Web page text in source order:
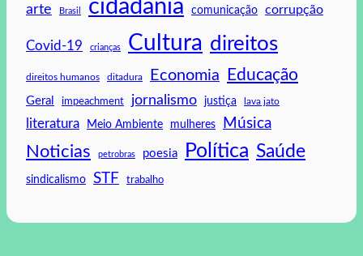
arte Brasil cidadania comunicação corrupção
Covid-19 crianças Cultura direitos
direitos humanos ditadura Economia Educação
Geral impeachment jornalismo justiça lava jato
literatura Meio Ambiente mulheres Música
Noticias petrobras poesia Política Saúde
sindicalismo STF trabalho